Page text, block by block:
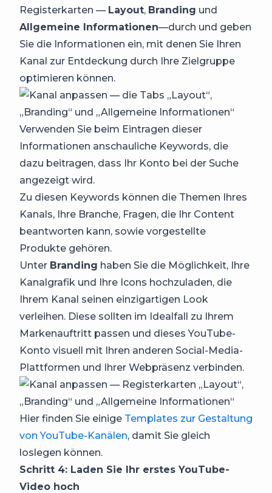
Registerkarten — Layout, Branding und
Allgemeine Informationen—durch und geben
Sie die Informationen ein, mit denen Sie Ihren
Kanal zur Entdeckung durch Ihre Zielgruppe
optimieren können.
Verwenden Sie beim Eintragen dieser
Informationen anschauliche Keywords, die
dazu beitragen, dass Ihr Konto bei der Suche
angezeigt wird.
Zu diesen Keywords können die Themen Ihres
Kanals, Ihre Branche, Fragen, die Ihr Content
beantworten kann, sowie vorgestellte
Produkte gehören.
Unter Branding haben Sie die Möglichkeit, Ihre
Kanalgrafik und Ihre Icons hochzuladen, die
Ihrem Kanal seinen einzigartigen Look
verleihen. Diese sollten im Idealfall zu Ihrem
Markenauftritt passen und dieses YouTube-
Konto visuell mit Ihren anderen Social-Media-
Plattformen und Ihrer Webpräsenz verbinden.
Hier finden Sie einige Templates zur Gestaltung
von YouTube-Kanälen, damit Sie gleich
loslegen können.
Schritt 4: Laden Sie Ihr erstes YouTube-
Video hoch